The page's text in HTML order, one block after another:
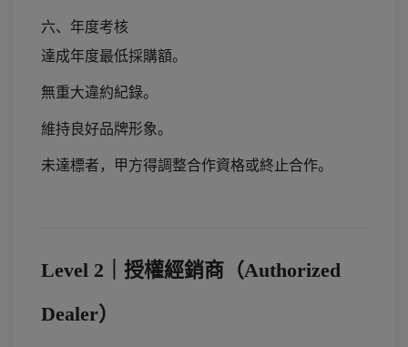
六、年度考核
達成年度最低採購額。
無重大違約紀錄。
維持良好品牌形象。
未達標者，甲方得調整合作資格或終止合作。
Level 2｜授權經銷商（Authorized
Dealer）